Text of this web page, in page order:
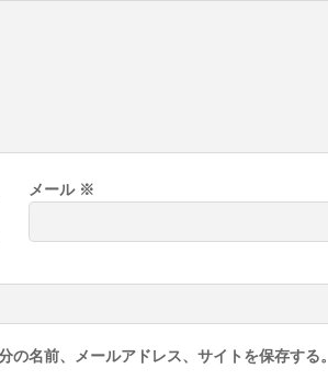
メール ※
名前、メールアドレス、サイトを保存する。